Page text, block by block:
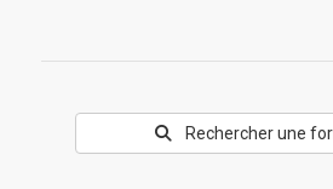
Rechercher une